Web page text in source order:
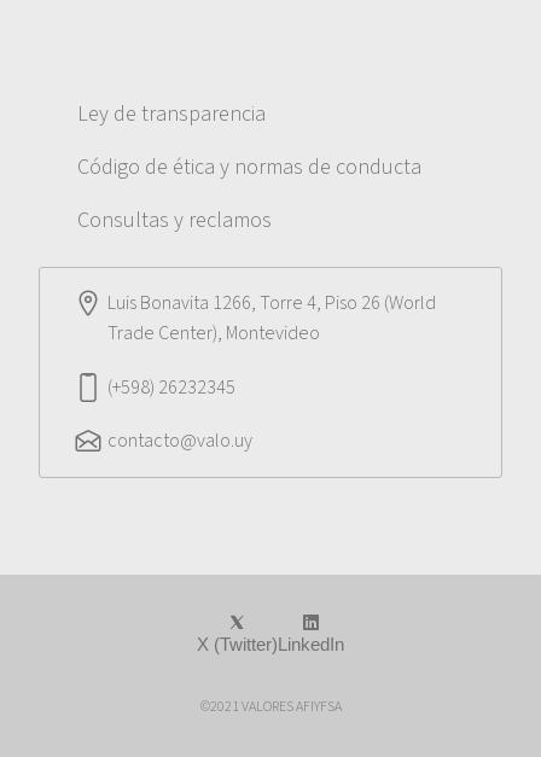
Ley de transparencia
Código de ética y normas de conducta
Consultas y reclamos
Luis Bonavita 1266, Torre 4, Piso 26 (World
Trade Center), Montevideo
(+598) 26232345
contacto@valo.uy
©2021 VALORES AFIYFSA
X (Twitter)LinkedIn